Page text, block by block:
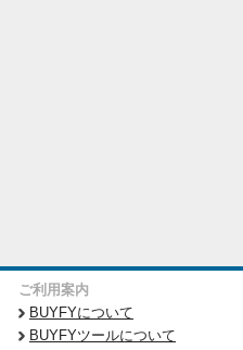
ご利用案内
BUYFYについて
BUYFYツールについて